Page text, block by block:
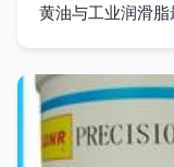
黄油与工业润滑